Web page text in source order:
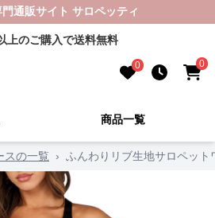
通販サイト サロペッティ
上のご購入で送料無料
0 0
商品一覧
スの一覧 › ふんわりリブ生地サロペット